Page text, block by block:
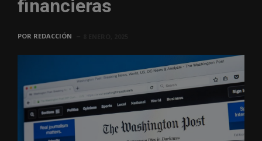
financieras
POR REDACCIÓN